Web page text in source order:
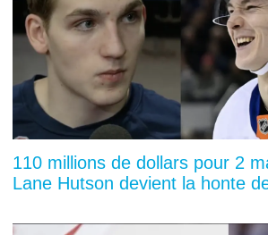
110 millions de dollars pour 2
Lane Hutson devient la honte